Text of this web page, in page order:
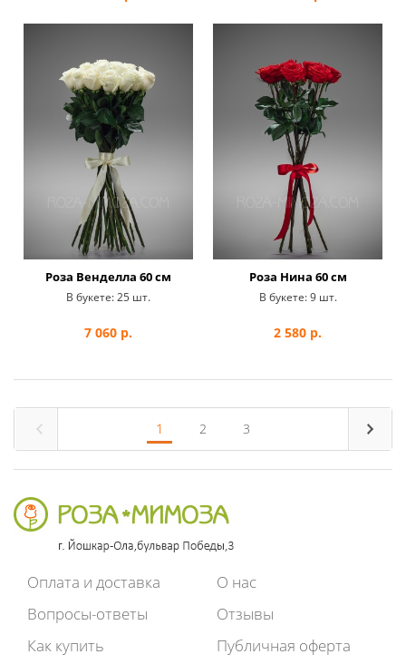
Роза Венделла 60 см
В букете:25 шт.
7 060 р.
Роза Нина 60 см
В букете: 9 шт.
2 580 р.
1 2 3
Оплата и доставка
Вопросы-ответы
Как купить
О нас
Отзывы
Публичная оферта